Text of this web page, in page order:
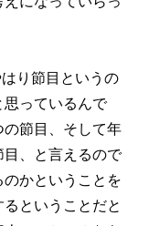
り節目というの
思っているんで
節目、そして年
目、と言えるので
かということを
ということだと